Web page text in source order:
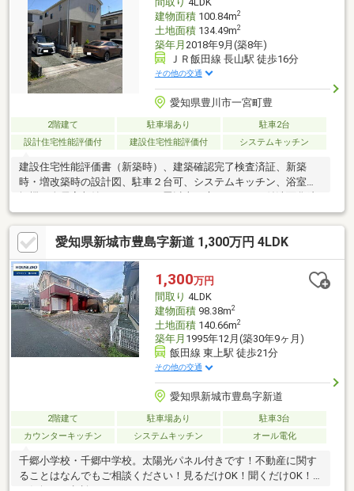
建物面積100.84m2
土地面積134.49m2
築年月 2018年9月(築8年)
ＪＲ飯田線 長山駅 徒歩16分
その他の交通
愛知県豊川市一宮町豊
2階建て 駐車場あり
駐車2台
設計住宅性能評価付
建設住宅性能評価付 システムキッチン
建設住宅性能評価書（新築時）、建築確認完了検査済証、新築
時・増改築時の設計図、駐車２台可、システムキッチン、浴室乾
燥機、全居室収納、ＬＤＫ１５畳以上、庭、シャワー付洗面化粧
台、対面式キッチン、トイレ２ヶ所、浴室１坪以上、２階建、オ
ートバス、温水洗浄便座、床下収納、浴室に窓、ウッドデッキ、
ウォークインクローゼット、平坦地
愛知県新城市豊島字新道 1,300万円 4LDK
1,300万円
間取り 4LDK
建物面積98.38m2
土地面積140.66m2
築年月 1995年12月(築30年9ヶ月)
飯田線 東上駅 徒歩21分
その他の交通
愛知県新城市豊島字新道
2階建て 駐車場あり
駐車3台
カウンターキッチン
システムキッチン オール電化
千郷小学校・千郷中学校。太陽光パネル付きです！不動産に関す
ることはなんでもご相談ください！見るだけOK！聞くだけOK！